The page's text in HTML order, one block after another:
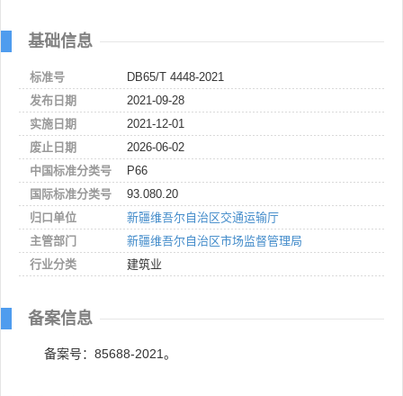
基础信息
标准号
DB65/T 4448-2021
发布日期
2021-09-28
实施日期
2021-12-01
废止日期
2026-06-02
中国标准分类号
P66
国际标准分类号
93.080.20
归口单位
新疆维吾尔自治区交通运输厅
主管部门
新疆维吾尔自治区市场监督管理局
行业分类
建筑业
备案信息
备案号：85688-2021。